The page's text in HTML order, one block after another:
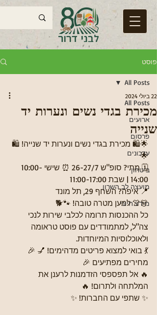
פוסט
All Posts
ארועים
פרסום
עדכונים
ביטחון
מועצה לב השרון
מידע חיוני
All Posts
מכירת בגדי נשים ונערות יד
שנייה
22 ביולי 2024
🌟🛍️ מכירת בגדי נשים ונערות יד שנייה! 🛍️
🌟
🗓️ מתי? סופ"ש 26-27/7 ⏰ שישי 10:00-
14:00 | שבת 11:00-17:00
📍 איפה? השחף 29, תל מונד
👗👚 למען מטרה טובה! 🐾🐕
כל ההכנסות תרומה לכלבי שירות לנכי
צה"ל, למתמודדים עם פוסט טראומה
ולאוכלוסיות המיוחדות.
💃 בואי למצוא פריטים מדהימים! 💅 🎉
מחירים מפתיעים 🎉
🔥 אל תפספסי הזדמנות לרענן את
המלתחה ולתרום! 🔥
✨ שתפי עם החברות! ✨